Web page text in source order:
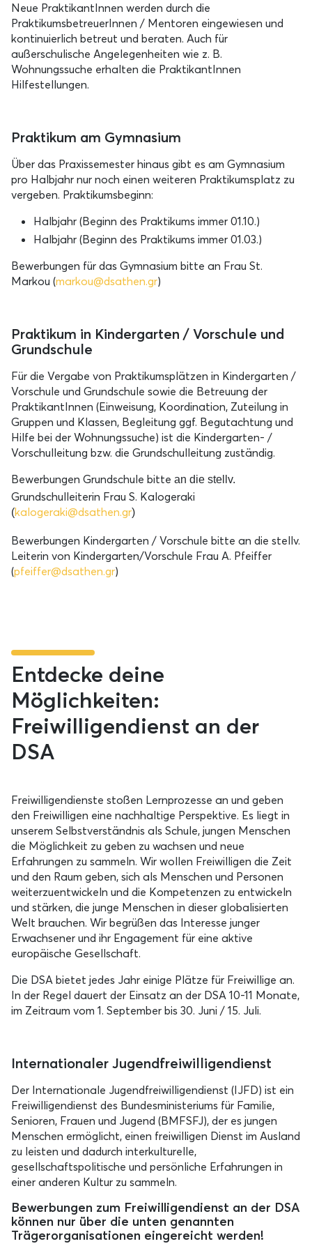
Neue PraktikantInnen werden durch die
PraktikumsbetreuerInnen / Mentoren eingewiesen und
kontinuierlich betreut und beraten. Auch für
außerschulische Angelegenheiten wie z. B.
Wohnungssuche erhalten die PraktikantInnen
Hilfestellungen.
Praktikum am Gymnasium
Über das Praxissemester hinaus gibt es am Gymnasium
pro Halbjahr nur noch einen weiteren Praktikumsplatz zu
vergeben. Praktikumsbeginn:
Halbjahr (Beginn des Praktikums immer 01.10.)
Halbjahr (Beginn des Praktikums immer 01.03.)
Bewerbungen für das Gymnasium bitte an Frau St.
Markou (markou@dsathen.gr)
Praktikum in Kindergarten / Vorschule und
Grundschule
Für die Vergabe von Praktikumsplätzen in Kindergarten /
Vorschule und Grundschule sowie die Betreuung der
PraktikantInnen (Einweisung, Koordination, Zuteilung in
Gruppen und Klassen, Begleitung ggf. Begutachtung und
Hilfe bei der Wohnungssuche) ist die Kindergarten- /
Vorschulleitung bzw. die Grundschulleitung zuständig.
Bewerbungen Grundschule bitte an die stellv.
Grundschulleiterin Frau S. Kalogeraki
(kalogeraki@dsathen.gr)
Bewerbungen Kindergarten / Vorschule bitte an die stellv.
Leiterin von Kindergarten/Vorschule Frau A. Pfeiffer
(pfeiffer@dsathen.gr)
Entdecke deine
Möglichkeiten:
Freiwilligendienst an der
DSA
Freiwilligendienste stoßen Lernprozesse an und geben
den Freiwilligen eine nachhaltige Perspektive. Es liegt in
unserem Selbstverständnis als Schule, jungen Menschen
die Möglichkeit zu geben zu wachsen und neue
Erfahrungen zu sammeln. Wir wollen Freiwilligen die Zeit
und den Raum geben, sich als Menschen und Personen
weiterzuentwickeln und die Kompetenzen zu entwickeln
und stärken, die junge Menschen in dieser globalisierten
Welt brauchen. Wir begrüßen das Interesse junger
Erwachsener und ihr Engagement für eine aktive
europäische Gesellschaft.
Die DSA bietet jedes Jahr einige Plätze für Freiwillige an.
In der Regel dauert der Einsatz an der DSA 10-11 Monate,
im Zeitraum vom 1. September bis 30. Juni / 15. Juli.
Internationaler Jugendfreiwilligendienst
Der Internationale Jugendfreiwilligendienst (IJFD) ist ein
Freiwilligendienst des Bundesministeriums für Familie,
Senioren, Frauen und Jugend (BMFSFJ), der es jungen
Menschen ermöglicht, einen freiwilligen Dienst im Ausland
zu leisten und dadurch interkulturelle,
gesellschaftspolitische und persönliche Erfahrungen in
einer anderen Kultur zu sammeln.
Bewerbungen zum Freiwilligendienst an der DSA
können nur über die unten genannten
Trägerorganisationen eingereicht werden!